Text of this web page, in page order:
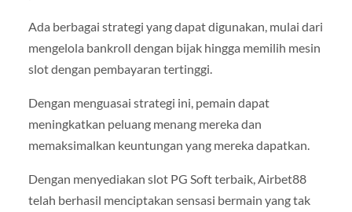
Ada berbagai strategi yang dapat digunakan, mulai dari
mengelola bankroll dengan bijak hingga memilih mesin
slot dengan pembayaran tertinggi.
Dengan menguasai strategi ini, pemain dapat
meningkatkan peluang menang mereka dan
memaksimalkan keuntungan yang mereka dapatkan.
Dengan menyediakan slot PG Soft terbaik, Airbet88
telah berhasil menciptakan sensasi bermain yang tak